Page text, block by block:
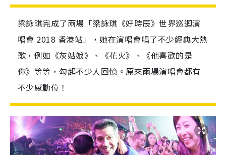
梁詠琪完成了兩場「梁詠琪《好時辰》世界巡迴演
唱會 2018 香港站」，她在演唱會唱了不少經典大熱
歌，例如《灰姑娘》、《花火》、《他喜歡的是
你》等等，勾起不少人回憶。原來兩場演唱會都有
不少感動位！